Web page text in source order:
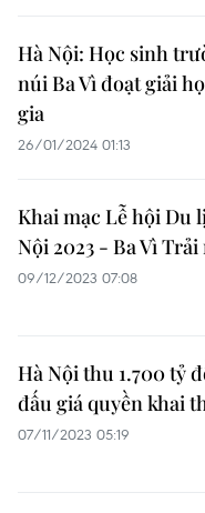
Hà Nội: Học sinh
núi Ba Vì đoạt giải
gia
26/01/2024 01:13
Khai mạc Lễ hội Du
Nội 2023 - Ba Vì
09/12/2023 07:08
Hà Nội thu 1.700 tỷ
đấu giá quyền khai
07/11/2023 05:19